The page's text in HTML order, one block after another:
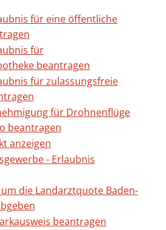
für eine öffentliche
für
beantragen
für zulassungsfreie
für Drohnenflüge
beantragen
anzeigen
- Erlaubnis
die Landarztquote Baden-
beantragen